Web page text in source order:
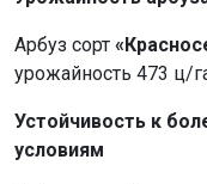
Арбуз сорт
урожайность 473 ц/
Устойчивость к
условиям